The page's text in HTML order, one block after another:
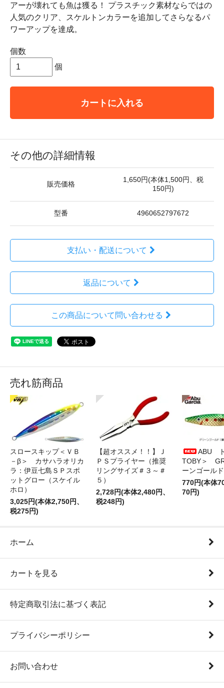
アーが壊れても魚は獲る！ プラスチック素材ならではの
人気のクリア、スケルトンカラーを追加してさらなるパ
ワーアップを達成。
個数
個
カートに入れる
その他の詳細情報
販売価格
1,650円(本体1,500円、税
150円)
型番 4960652797672
支払い・配送について
返品について
この商品について問い合わせる
売れ筋商品
スロースキップ＜ＶＢ
－β＞ カサハラオリカ
ラ：伊豆七島ＳＰスポ
ットグロー（スケイル
ホロ）
3,025円(本体2,750円、
税275円)
【超オススメ！！】Ｊ
ＰＳプライヤー（推奨
リングサイズ＃３～＃
５）
2,728円(本体2,480円、
税248円)
ABU
TOBY＞
ーンゴールド
770円(本体
70円)
ホーム
カートを見る
特定商取引法に基づく表記
プライバシーポリシー
お問い合わせ